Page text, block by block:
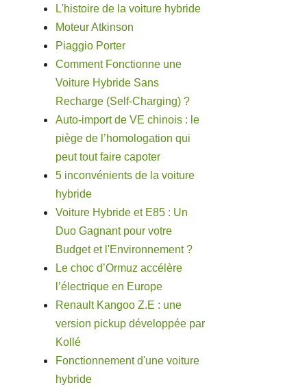
L'histoire de la voiture hybride
Moteur Atkinson
Piaggio Porter
Comment Fonctionne une
Voiture Hybride Sans
Recharge (Self-Charging) ?
Auto-import de VE chinois : le
piège de l’homologation qui
peut tout faire capoter
5 inconvénients de la voiture
hybride
Voiture Hybride et E85 : Un
Duo Gagnant pour votre
Budget et l'Environnement ?
Le choc d’Ormuz accélère
l’électrique en Europe
Renault Kangoo Z.E : une
version pickup développée par
Kollé
Fonctionnement d'une voiture
hybride